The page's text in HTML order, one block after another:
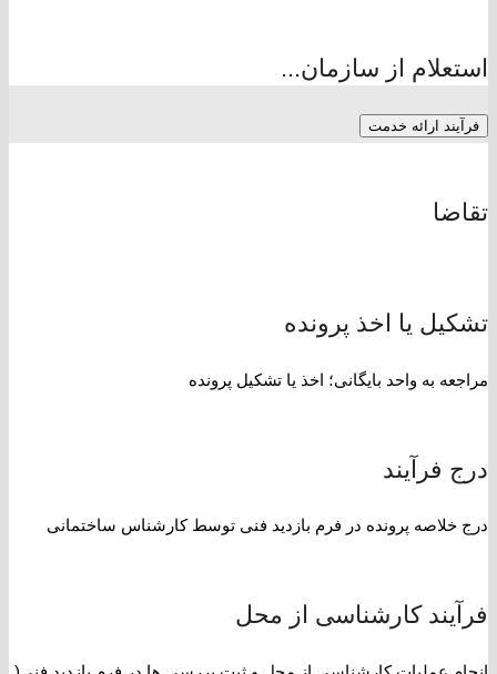
استعلام از سازمان...
فرآیند ارائه خدمت
تقاضا
تشکیل یا اخذ پرونده
مراجعه به واحد بایگانی؛ اخذ یا تشکیل پرونده
درج فرآیند
درج خلاصه پرونده در فرم بازدید فنی توسط کارشناس ساختمانی
فرآیند کارشناسی از محل